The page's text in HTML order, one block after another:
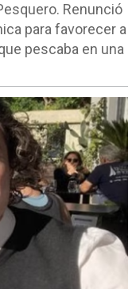
Renunció
para favorecer a
pescaba en una